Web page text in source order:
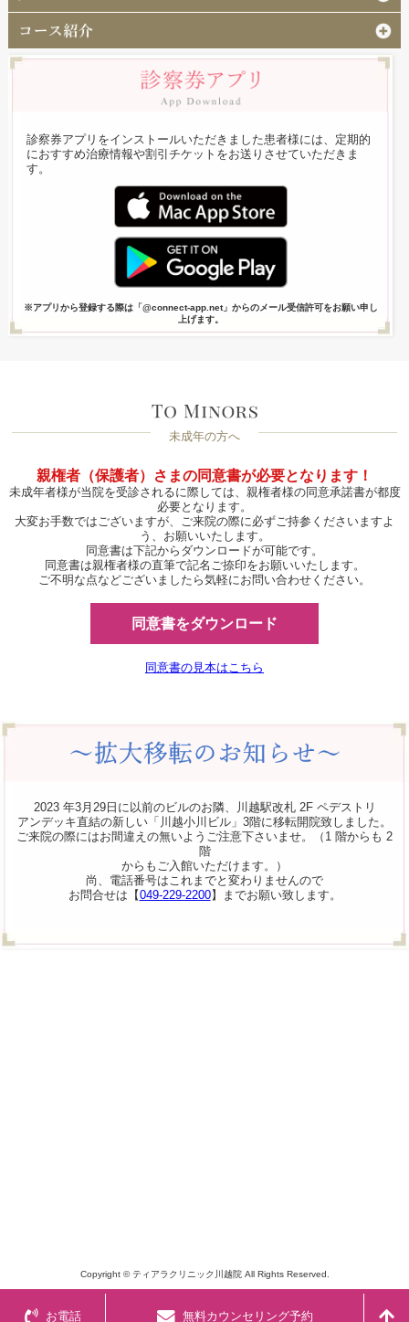
診察券アプリをインストールいただきました患者様には、定期的
におすすめ治療情報や割引チケットをお送りさせていただきま
す。
※アプリから登録する際は「@connect-app.net」からのメール受信許可をお願い申し
上げます。
未成年の方へ
親権者（保護者）さまの同意書が必要となります！
未成年者様が当院を受診されるに際しては、親権者様の同意承諾書が都度
必要となります。
大変お手数ではございますが、ご来院の際に必ずご持参くださいますよ
う、お願いいたします。
同意書は下記からダウンロードが可能です。
同意書は親権者様の直筆で記名ご捺印をお願いいたします。
ご不明な点などございましたら気軽にお問い合わせください。
同意書をダウンロード
同意書の見本はこちら
2023 年3月29日に以前のビルのお隣、川越駅改札 2F ペデストリ
アンデッキ直結の新しい「川越小川ビル」3階に移転開院致しました。
ご来院の際にはお間違えの無いようご注意下さいませ。（1 階からも 2
階
からもご入館いただけます。）
尚、電話番号はこれまでと変わりませんので
お問合せは【049-229-2200】までお願い致します。
Copyright © ティアラクリニック川越院 All Rights Reserved.
お電話 無料カウンセリング予約